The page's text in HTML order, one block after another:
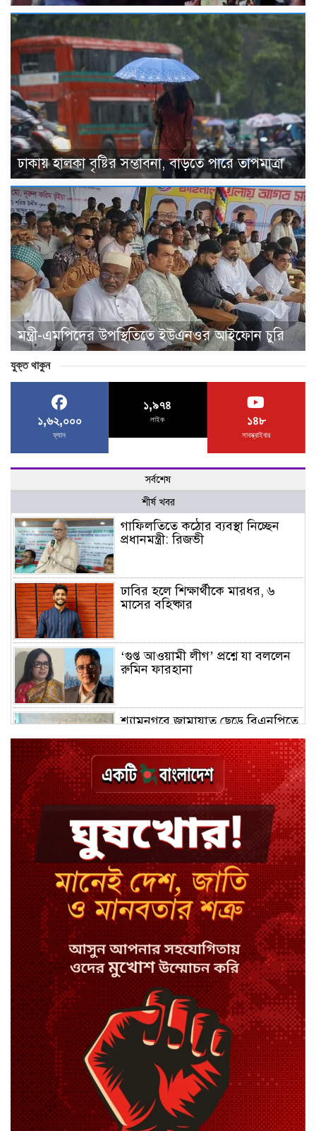
ঢাকায় হালকা বৃষ্টির সম্ভাবনা, বাড়তে পারে তাপমাত্রা
মন্ত্রী-এমপিদের উপস্থিতিতে ইউএনওর আইফোন চুরি
যুক্ত থাকুন
১,৬২,০০০
ফ্যান
১,৯৭৪
লাইক ১৪৮
সাবস্ক্রাইবার
সর্বশেষ
শীর্ষ খবর
গাফিলতিতে কঠোর ব্যবস্থা নিচ্ছেন
প্রধানমন্ত্রী: রিজভী
ঢাবির হলে শিক্ষার্থীকে মারধর, ৬
মাসের বহিষ্কার
‘গুপ্ত আওয়ামী লীগ’ প্রশ্নে যা বললেন
রুমিন ফারহানা
শ্যামনগরে জামায়াত ছেড়ে বিএনপিতে
ঢাকায় হালকা বৃষ্টির সম্ভাবনা, বাড়তে
পারে তাপমাত্রা
মন্ত্রী-এমপিদের উপস্থিতিতে ইউএনওর
আইফোন চুরি
সিরাজগঞ্জে বাস ট্রাক দুর্ঘটনা, চালকসহ
নিহত ২
স্পিকারের নামে জাল ডিও, প্রতারণার
অভিযোগে এসিল্যান্ডের বিরুদ্ধে মামলা
সাদা না বাদামি চিনি, কোনটি ভালো?
হাসানের ৪ উইকেটের দিনে ধুঁকছে
বাংলাদেশ